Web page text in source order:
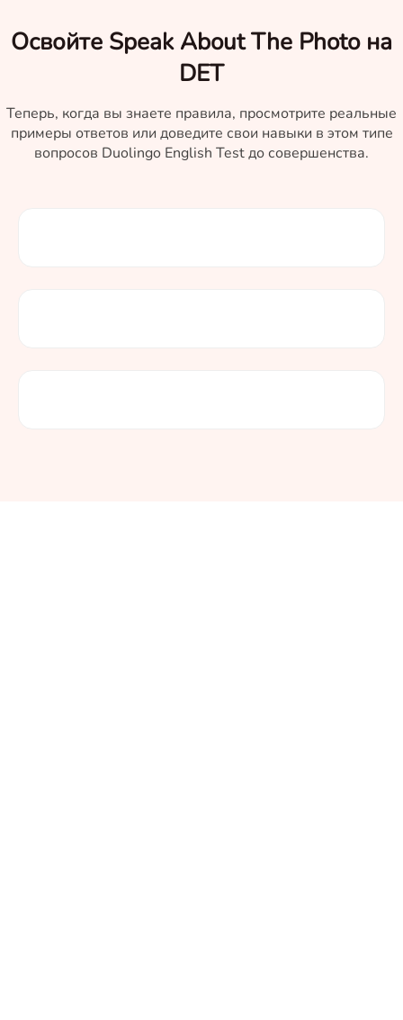
Освойте Speak About The Photo на
DET
Теперь, когда вы знаете правила, просмотрите реальные
примеры ответов или доведите свои навыки в этом типе
вопросов Duolingo English Test до совершенства.